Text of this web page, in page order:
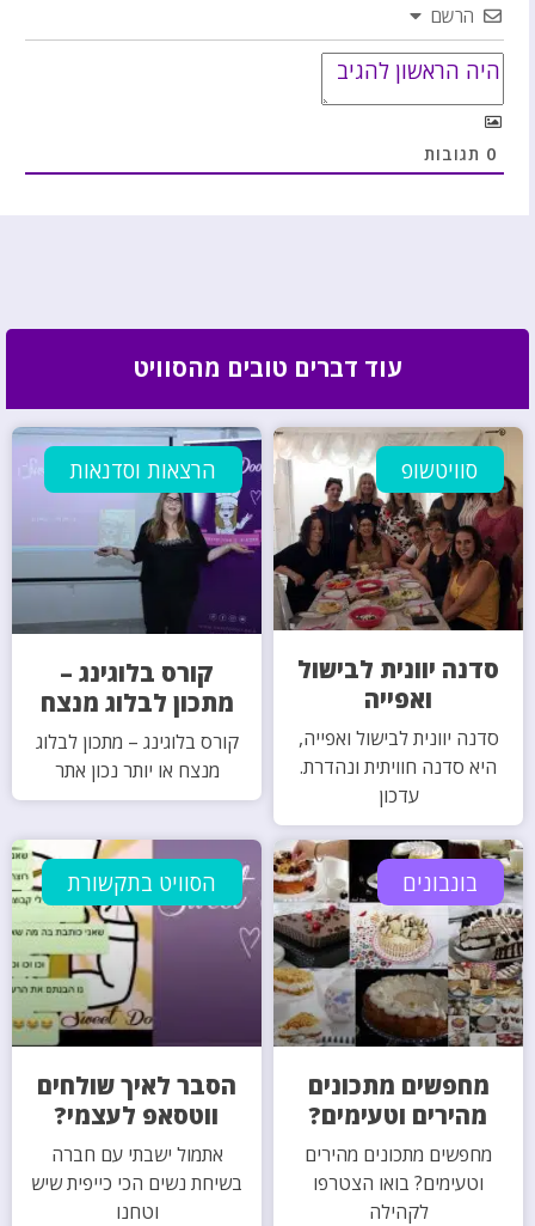
הרשם
0 תגובות
עוד דברים טובים מהסוויט
סוויטשופ
סדנה יוונית לבישול
ואפייה
סדנה יוונית לבישול ואפייה,
היא סדנה חוויתית ונהדרת.
עדכון
הרצאות וסדנאות
קורס בלוגינג –
מתכון לבלוג מנצח
קורס בלוגינג – מתכון לבלוג
מנצח או יותר נכון אתר
בונבונים
מחפשים מתכונים
מהירים וטעימים?
מחפשים מתכונים מהירים
וטעימים? בואו הצטרפו
לקהילה
הסוויט בתקשורת
הסבר לאיך שולחים
ווטסאפ לעצמי?
אתמול ישבתי עם חברה
בשיחת נשים הכי כייפית שיש
וטחנו